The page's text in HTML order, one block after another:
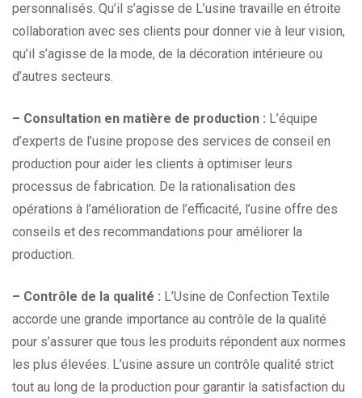
personnalisés. Qu’il s’agisse de L’usine travaille en étroite
collaboration avec ses clients pour donner vie à leur vision,
qu’il s’agisse de la mode, de la décoration intérieure ou
d’autres secteurs.
– Consultation en matière de production : L’équipe
d’experts de l’usine propose des services de conseil en
production pour aider les clients à optimiser leurs
processus de fabrication. De la rationalisation des
opérations à l’amélioration de l’efficacité, l’usine offre des
conseils et des recommandations pour améliorer la
production.
– Contrôle de la qualité : L’Usine de Confection Textile
accorde une grande importance au contrôle de la qualité
pour s’assurer que tous les produits répondent aux normes
les plus élevées. L’usine assure un contrôle qualité strict
tout au long de la production pour garantir la satisfaction du